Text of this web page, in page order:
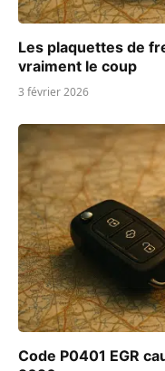
Les plaquettes de
vraiment le coup
3 février 2026
Code P0401 EGR